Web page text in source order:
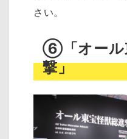
さい。
⑥「オール
撃」